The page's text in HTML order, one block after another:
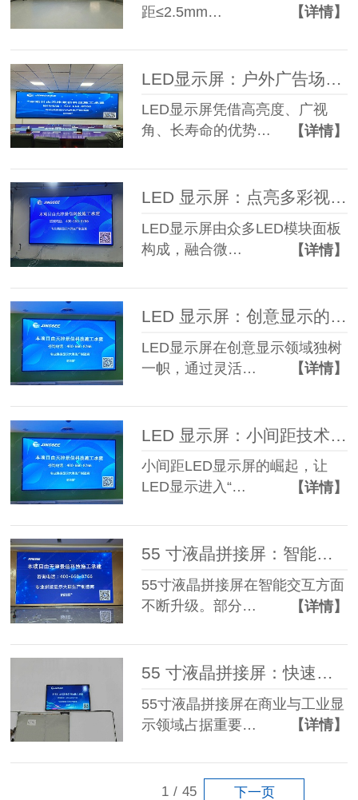
距≤2.5mm…
【详情】
LED显示屏：户外广告场景的优选方案！
LED显示屏凭借高亮度、广视
角、长寿命的优势…
【详情】
LED 显示屏：点亮多彩视界！
LED显示屏由众多LED模块面板
构成，融合微…
【详情】
LED 显示屏：创意显示的领先者
LED显示屏在创意显示领域独树
一帜，通过灵活…
【详情】
LED 显示屏：小间距技术的精细显示革命
小间距LED显示屏的崛起，让
LED显示进入“…
【详情】
55 寸液晶拼接屏：智能时代的显示先锋！
55寸液晶拼接屏在智能交互方面
不断升级。部分…
【详情】
55 寸液晶拼接屏：快速有效显示的得力 “伙伴”
55寸液晶拼接屏在商业与工业显
示领域占据重要…
【详情】
1 / 45 下一页